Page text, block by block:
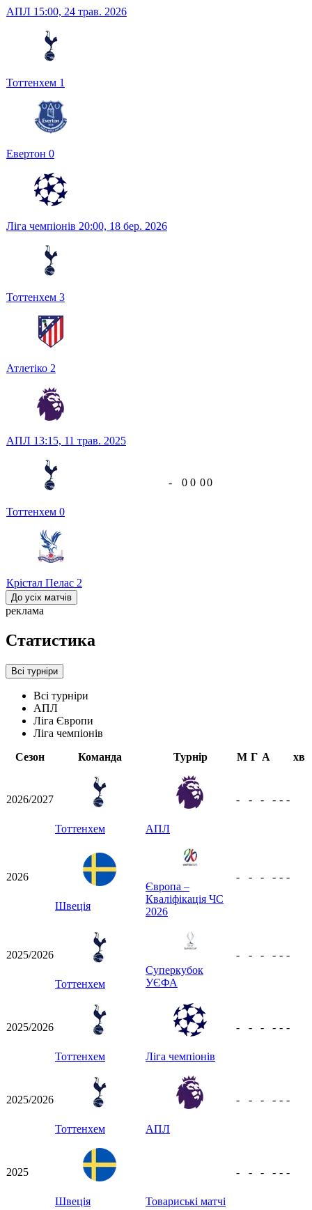
АПЛ 15:00, 24 трав. 2026
Тоттенхем 1
Евертон 0
Ліга чемпіонів 20:00, 18 бер. 2026
Тоттенхем 3
Атлетіко 2
АПЛ 13:15, 11 трав. 2025
Тоттенхем 0
Крістал Пелас 2
- 0 0 00
До усіх матчів
реклама
Статистика
Всі турніри
Всі турніри
АПЛ
Ліга Європи
Ліга чемпіонів
Сезон
Команда Турнір М Г А хв
2026/2027
Тоттенхем АПЛ
- - - - - -
2026
Швеція
Європа –
Кваліфікація ЧС
2026
- - - - - -
2025/2026
Тоттенхем
Суперкубок
УЄФА
- - - - - -
2025/2026
Тоттенхем Ліга чемпіонів
- - - - - -
2025/2026
Тоттенхем АПЛ
- - - - - -
2025
Швеція Товариські матчі
- - - - - -